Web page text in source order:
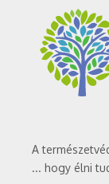
A
... hogy élni